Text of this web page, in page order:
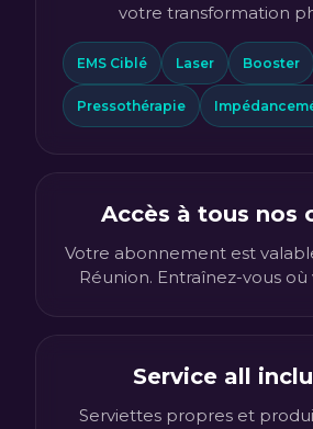
votre transformation
EMS Ciblé Laser Booster
Pressothérapie
Accès à tous nos
Votre abonnement est
Réunion. Entraînez-vous où
Service all
Serviettes propres et